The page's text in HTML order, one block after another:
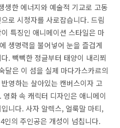
생한 에너지와 예술적 기교로 고동
로 시청자를 사로잡습니다. 드림
특징인 애니메이션 스타일은 마
생명력을 불어넣어 눈을 즐겁게
. 빽빽한 정글부터 태양이 내리쬐
달은 이 섬을 실제 마다가스카르의
영하는 살아있는 캔버스이자 고
화 속 캐릭터 디자인은 애니메이
니다. 사자 알렉스, 얼룩말 마티,
인의 주인공은 개성이 넘칩니다.